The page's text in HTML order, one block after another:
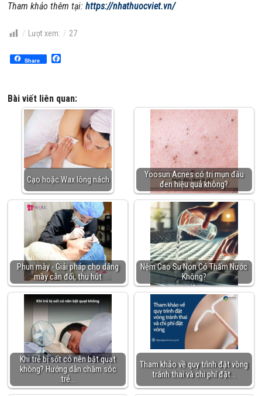
Tham khảo thêm tại:https://nhathuocviet.vn/
Lượt xem: 27
Share
Bài viết liên quan:
Cạo hoặc Wax lông nách
Yoosun Acnes có trị mụn đầu
đen hiệu quả không?
Phun mày - Giải pháp cho dáng
mày cân đối, thu hút
Nệm Cao Su Non Có Thấm Nước
Không?
Khi trẻ bị sốt có nên bật quạt
không? Hướng dẫn chăm sóc
trẻ…
Tham khảo về quy trình đặt vòng
tránh thai và chi phí đặt…